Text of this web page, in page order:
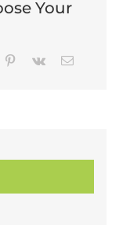
Your
Pinterest
Vk Email